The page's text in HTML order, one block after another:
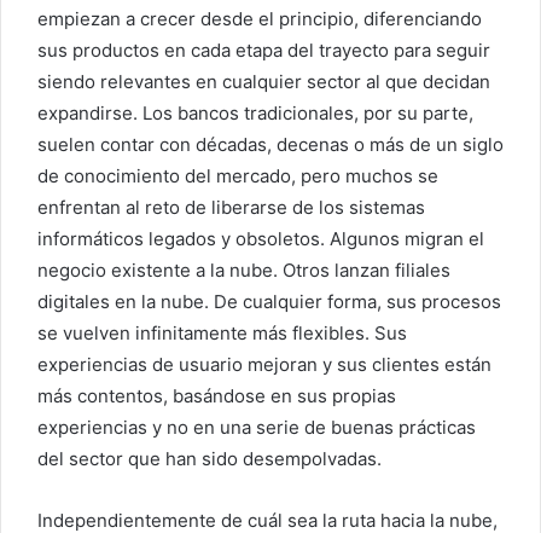
empiezan a crecer desde el principio, diferenciando
sus productos en cada etapa del trayecto para seguir
siendo relevantes en cualquier sector al que decidan
expandirse. Los bancos tradicionales, por su parte,
suelen contar con décadas, decenas o más de un siglo
de conocimiento del mercado, pero muchos se
enfrentan al reto de liberarse de los sistemas
informáticos legados y obsoletos. Algunos migran el
negocio existente a la nube. Otros lanzan filiales
digitales en la nube. De cualquier forma, sus procesos
se vuelven infinitamente más flexibles. Sus
experiencias de usuario mejoran y sus clientes están
más contentos, basándose en sus propias
experiencias y no en una serie de buenas prácticas
del sector que han sido desempolvadas.
Independientemente de cuál sea la ruta hacia la nube,